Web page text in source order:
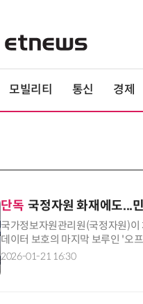
모빌리티 통신 경제
단독 국정자원 화재에도...
국가정보자원관리원(국정자원)이
데이터 보호의 마지막 보루인 '오
어 감염이나 대규모 네트워크 장
2026-01-21 16:30